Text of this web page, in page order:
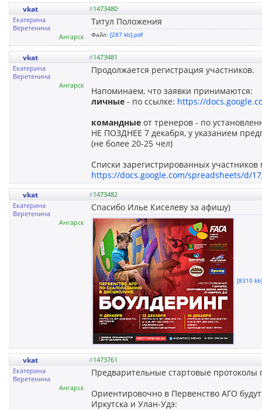
vkat #1473480
Екатерина
Веретенина
Ангарск
Титул Положения
Файл: [287 kb].pdf
vkat #1473481
Екатерина
Веретенина
Ангарск
Продолжается регистрация участников.
Напоминаем, что заявки принимаются:
личные - по ссылке: https://
командные от тренеров - по
НЕ ПОЗДНЕЕ 7 декабря, у указанием
(не более 20-25 чел)
Списки зарегистрированных
https://docs.google.com/spreadsheets/d/
vkat #1473482
Екатерина
Веретенина
Ангарск
Спасибо Илье Киселеву за афишу)
[8310
vkat #1473761
Екатерина
Веретенина
Ангарск
Предварительные стартовые протоколы
Ориентировочно в Первенство АГО
Иркутска и Улан-Удэ: